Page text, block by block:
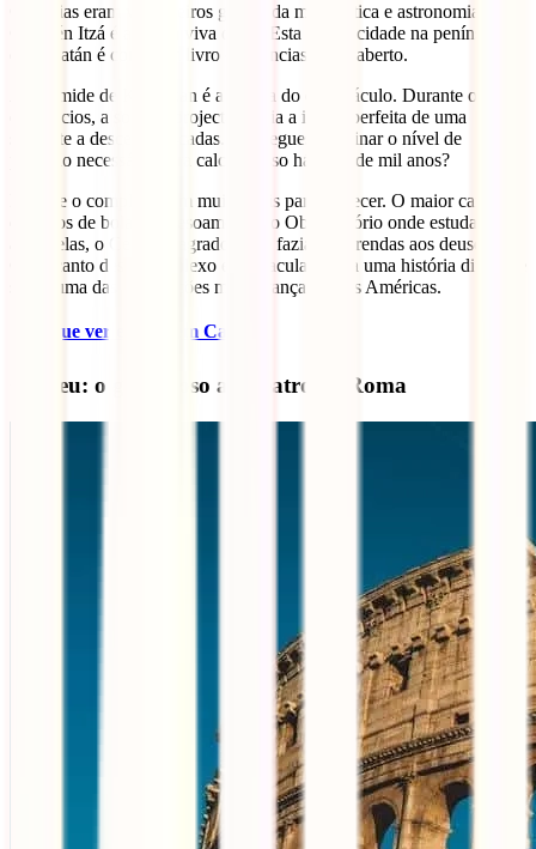
Os maias eram verdadeiros génios da matemática e astronomia, e
Chichén Itzá é a prova viva disso. Esta antiga cidade na península
de Yucatán é como um livro de ciências a céu aberto.
A Pirâmide de Kukulkan é a estrela do espectáculo. Durante os
equinócios, a sombra projectada cria a ilusão perfeita de uma
serpente a descer as escadas. Consegues imaginar o nível de
precisão necessário para calcular isso há mais de mil anos?
E é que o complexo tem muito mais para oferecer. O maior campo
de jogos de bola da Mesoamérica, o Observatório onde estudavam
as estrelas, o Cenote Sagrado onde faziam oferendas aos deuses…
Cada canto deste complexo espectacular conta uma história diferente
sobre uma das civilizações mais avançadas das Américas.
O que ver e fazer em Cancún
Coliseu: o grandioso anfiteatro de Roma